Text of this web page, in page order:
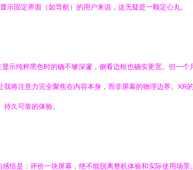
示固定界面（如导航）的用户来说，这无疑是一颗定心丸。
示纯粹黑色时的确不够深邃，侧看边框也确实更宽。但一
将注意力完全聚焦在内容本身，而非屏幕的物理边界。
久可靠的体验。
悟是：评价一块屏幕，绝不能脱离整机体验和实际使用场